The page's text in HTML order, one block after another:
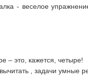
- веселое
– это, кажется, четыре!
, задачи умные